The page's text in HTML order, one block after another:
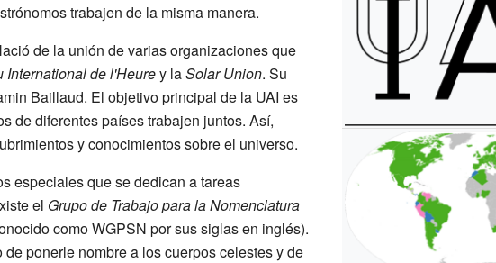
trabajen de la misma manera.
de la unión de varias organizaciones que
International de l'Heurey laSolar Union. Su
Baillaud. El objetivo principal de la UAI es
de diferentes países trabajen juntos. Así,
y conocimientos sobre el universo.
especiales que se dedican a tareas
el Grupo de Trabajo para la Nomenclatura
como WGPSN por sus siglas en inglés).
ponerle nombre a los cuerpos celestes y de